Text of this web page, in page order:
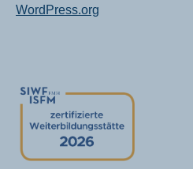
WordPress.org